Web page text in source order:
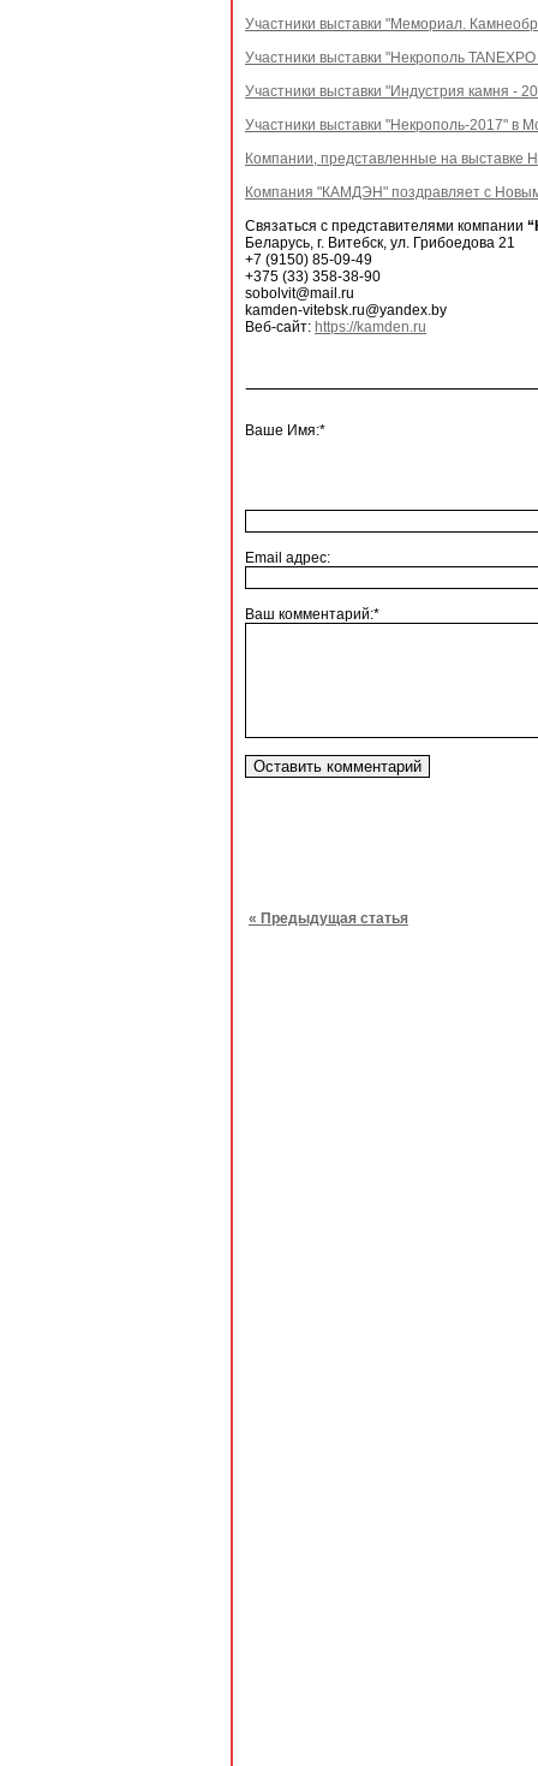
Участники выставки "Мемориал.
Участники выставки "Некрополь
Участники выставки "Индустрия камня -
Участники выставки "Некрополь-2017" в
Компании, представленные на выставке
Компания "КАМДЭН" поздравляет с
Связаться с представителями компании
Беларусь, г. Витебск, ул. Грибоедова 21
+7 (9150) 85-09-49
+375 (33) 358-38-90
sobolvit@mail.ru
kamden-vitebsk.ru@yandex.by
Веб-сайт: https://kamden.ru
Ваше Имя:*
Email адрес:
Ваш комментарий:*
« Предыдущая статья